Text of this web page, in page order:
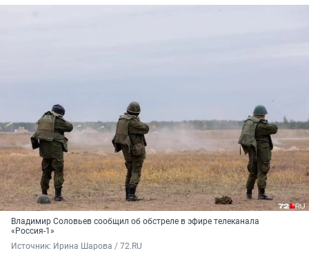
Владимир Соловьев сообщил об обстреле в эфире телеканала
«Россия-1»
Источник: Ирина Шарова / 72.RU